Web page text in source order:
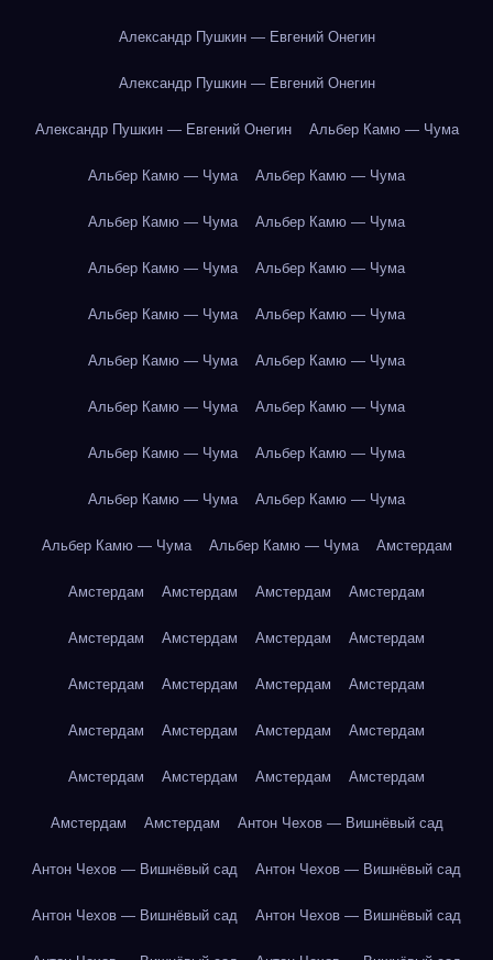
Александр Пушкин — Евгений Онегин
Александр Пушкин — Евгений Онегин
Александр Пушкин — Евгений Онегин Альбер Камю — Чума
Альбер Камю — Чума Альбер Камю — Чума
Альбер Камю — Чума Альбер Камю — Чума
Альбер Камю — Чума Альбер Камю — Чума
Альбер Камю — Чума Альбер Камю — Чума
Альбер Камю — Чума Альбер Камю — Чума
Альбер Камю — Чума Альбер Камю — Чума
Альбер Камю — Чума Альбер Камю — Чума
Альбер Камю — Чума Альбер Камю — Чума
Альбер Камю — Чума Альбер Камю — Чума Амстердам
Амстердам Амстердам Амстердам Амстердам
Амстердам Амстердам Амстердам Амстердам
Амстердам Амстердам Амстердам Амстердам
Амстердам Амстердам Амстердам Амстердам
Амстердам Амстердам Амстердам Амстердам
Амстердам Амстердам Антон Чехов — Вишнёвый сад
Антон Чехов — Вишнёвый сад Антон Чехов — Вишнёвый сад
Антон Чехов — Вишнёвый сад Антон Чехов — Вишнёвый сад